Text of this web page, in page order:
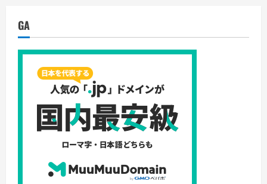
ク
ョ
が
あ
な
た
を
虜
に
す
の
を
ご
GA